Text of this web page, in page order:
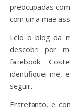
preocupadas
com uma mãe
Leio o blog da
descobri por
facebook.
identifiquei-me,
seguir.
Entretanto, e